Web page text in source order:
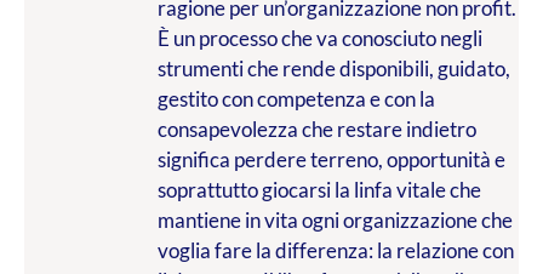
ragione per un’organizzazione non profit.
È un processo che va conosciuto negli
strumenti che rende disponibili, guidato,
gestito con competenza e con la
consapevolezza che restare indietro
significa perdere terreno, opportunità e
soprattutto giocarsi la linfa vitale che
mantiene in vita ogni organizzazione che
voglia fare la differenza: la relazione con